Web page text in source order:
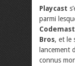
Playcast
parmi
Bros, et le
lancement
connus